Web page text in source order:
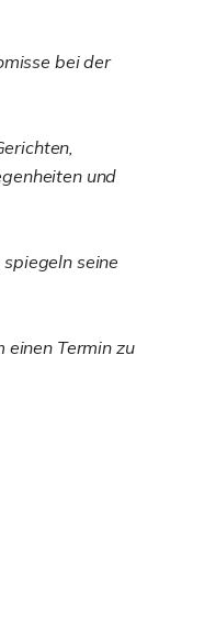
bei der
und
seine
einen Termin zu